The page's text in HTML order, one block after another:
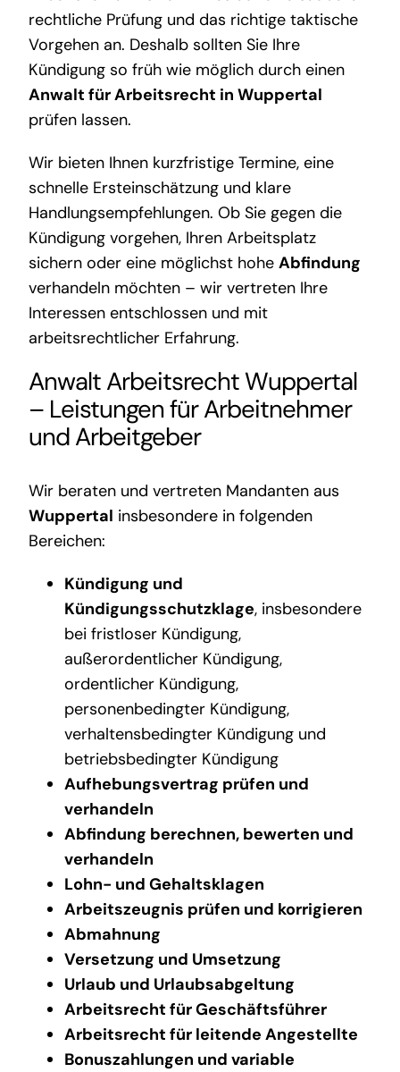
rechtliche Prüfung und das richtige taktische
Vorgehen an. Deshalb sollten Sie Ihre
Kündigung so früh wie möglich durch einen
Anwalt für Arbeitsrecht in Wuppertal
prüfen lassen.
Wir bieten Ihnen kurzfristige Termine, eine
schnelle Ersteinschätzung und klare
Handlungsempfehlungen. Ob Sie gegen die
Kündigung vorgehen, Ihren Arbeitsplatz
sichern oder eine möglichst hohe Abfindung
verhandeln möchten – wir vertreten Ihre
Interessen entschlossen und mit
arbeitsrechtlicher Erfahrung.
Anwalt Arbeitsrecht Wuppertal
– Leistungen für Arbeitnehmer
und Arbeitgeber
Wir beraten und vertreten Mandanten aus
Wuppertal insbesondere in folgenden
Bereichen:
Kündigung und
Kündigungsschutzklage, insbesondere
bei fristloser Kündigung,
außerordentlicher Kündigung,
ordentlicher Kündigung,
personenbedingter Kündigung,
verhaltensbedingter Kündigung und
betriebsbedingter Kündigung
Aufhebungsvertrag prüfen und
verhandeln
Abfindung berechnen, bewerten und
verhandeln
Lohn- und Gehaltsklagen
Arbeitszeugnis prüfen und korrigieren
Abmahnung
Versetzung und Umsetzung
Urlaub und Urlaubsabgeltung
Arbeitsrecht für Geschäftsführer
Arbeitsrecht für leitende Angestellte
Bonuszahlungen und variable